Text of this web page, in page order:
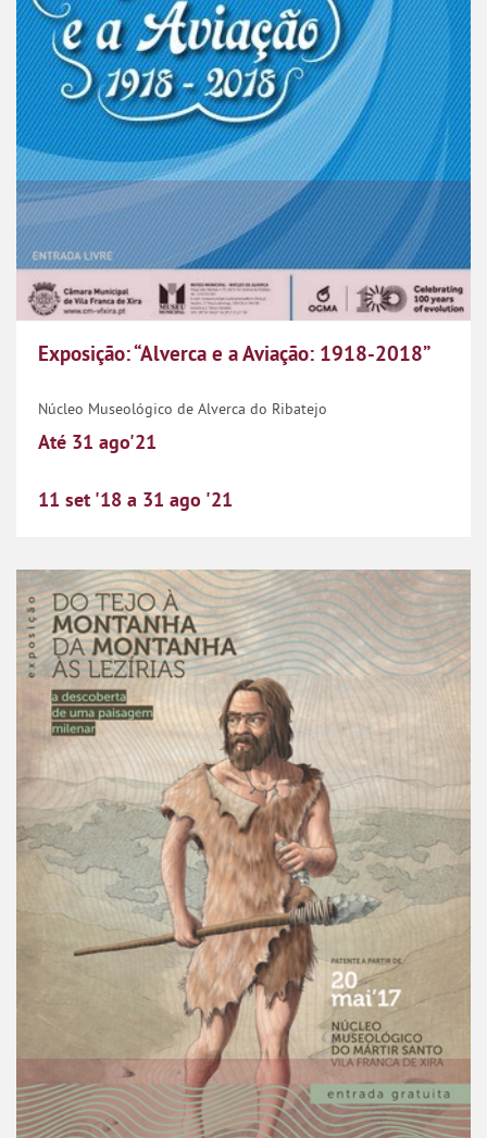
Exposição: “Alverca e a Aviação: 1918-2018”
Núcleo Museológico de Alverca do Ribatejo
Até 31 ago'21
11 set '18 a 31 ago '21
“Do Tejo à Montanha, da Montanha às Lezírias. A